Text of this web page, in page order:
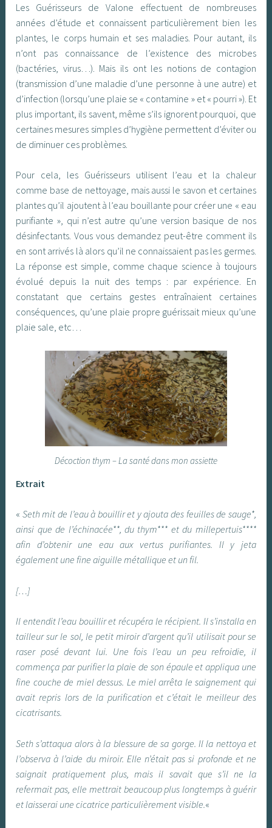
Les Guérisseurs de Valone effectuent de nombreuses
années d’étude et connaissent particulièrement bien les
plantes, le corps humain et ses maladies. Pour autant, ils
n’ont pas connaissance de l’existence des microbes
(bactéries, virus…). Mais ils ont les notions de contagion
(transmission d’une maladie d’une personne à une autre) et
d’infection (lorsqu’une plaie se « contamine » et « pourri »). Et
plus important, ils savent, même s’ils ignorent pourquoi, que
certaines mesures simples d’hygiène permettent d’éviter ou
de diminuer ces problèmes.
Pour cela, les Guérisseurs utilisent l’eau et la chaleur
comme base de nettoyage, mais aussi le savon et certaines
plantes qu’il ajoutent à l’eau bouillante pour créer une « eau
purifiante », qui n’est autre qu’une version basique de nos
désinfectants. Vous vous demandez peut-être comment ils
en sont arrivés là alors qu’il ne connaissaient pas les germes.
La réponse est simple, comme chaque science à toujours
évolué depuis la nuit des temps : par expérience. En
constatant que certains gestes entraînaient certaines
conséquences, qu’une plaie propre guérissait mieux qu’une
plaie sale, etc…
Décoction thym – La santé dans mon assiette
Extrait
« Seth mit de l’eau à bouillir et y ajouta des feuilles de sauge*,
ainsi que de l’échinacée**, du thym*** et du millepertuis****
afin d’obtenir une eau aux vertus purifiantes. Il y jeta
également une fine aiguille métallique et un fil.
[…]
Il entendit l’eau bouillir et récupéra le récipient. Il s’installa en
tailleur sur le sol, le petit miroir d’argent qu’il utilisait pour se
raser posé devant lui. Une fois l’eau un peu refroidie, il
commença par purifier la plaie de son épaule et appliqua une
fine couche de miel dessus. Le miel arrêta le saignement qui
avait repris lors de la purification et c’était le meilleur des
cicatrisants.
Seth s’attaqua alors à la blessure de sa gorge. Il la nettoya et
l’observa à l’aide du miroir. Elle n’était pas si profonde et ne
saignait pratiquement plus, mais il savait que s’il ne la
refermait pas, elle mettrait beaucoup plus longtemps à guérir
et laisserai une cicatrice particulièrement visible.«